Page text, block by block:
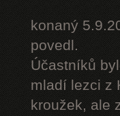
konaný
povedl.
Účastníků
mladí lezci z
kroužek, ale